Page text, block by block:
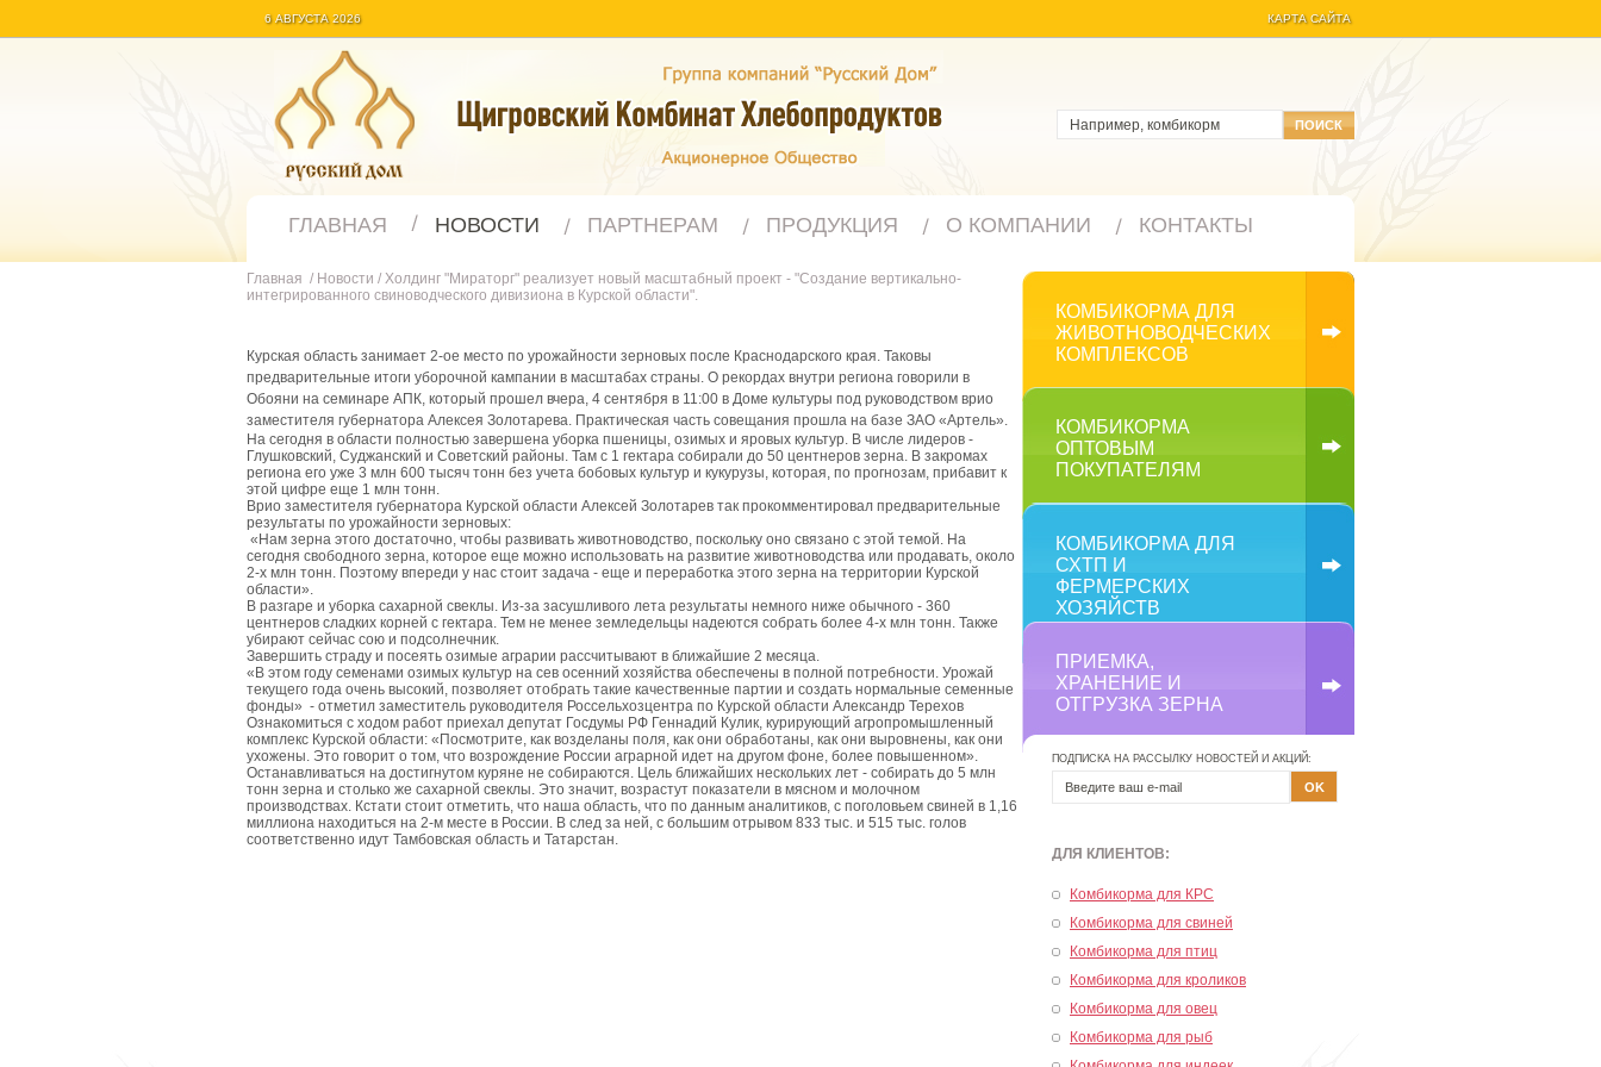
6 АВГУСТА 2026 КАРТА САЙТА
ГЛАВНАЯ НОВОСТИ ПАРТНЕРАМ ПРОДУКЦИЯ О КОМПАНИИ КОНТАКТЫ
Главная / Новости / Холдинг "Мираторг" реализует новый масштабный проект - "Создание вертикально-
интегрированного свиноводческого дивизиона в Курской области".
Курская область занимает 2-ое место по урожайности зерновых после Краснодарского края. Таковы
предварительные итоги уборочной кампании в масштабах страны. О рекордах внутри региона говорили в
Обояни на семинаре АПК, который прошел вчера, 4 сентября в 11:00 в Доме культуры под руководством врио
заместителя губернатора Алексея Золотарева. Практическая часть совещания прошла на базе ЗАО «Артель».
На сегодня в области полностью завершена уборка пшеницы, озимых и яровых культур. В числе лидеров -
Глушковский, Суджанский и Советский районы. Там с 1 гектара собирали до 50 центнеров зерна. В закромах
региона его уже 3 млн 600 тысяч тонн без учета бобовых культур и кукурузы, которая, по прогнозам, прибавит к
этой цифре еще 1 млн тонн.
Врио заместителя губернатора Курской области Алексей Золотарев так прокомментировал предварительные
результаты по урожайности зерновых:
«Нам зерна этого достаточно, чтобы развивать животноводство, поскольку оно связано с этой темой. На
сегодня свободного зерна, которое еще можно использовать на развитие животноводства или продавать, около
2-х млн тонн. Поэтому впереди у нас стоит задача - еще и переработка этого зерна на территории Курской
области».
В разгаре и уборка сахарной свеклы. Из-за засушливого лета результаты немного ниже обычного - 360
центнеров сладких корней с гектара. Тем не менее земледельцы надеются собрать более 4-х млн тонн. Также
убирают сейчас сою и подсолнечник.
Завершить страду и посеять озимые аграрии рассчитывают в ближайшие 2 месяца.
«В этом году семенами озимых культур на сев осенний хозяйства обеспечены в полной потребности. Урожай
текущего года очень высокий, позволяет отобрать такие качественные партии и создать нормальные семенные
фонды» - отметил заместитель руководителя Россельхозцентра по Курской области Александр Терехов
Ознакомиться с ходом работ приехал депутат Госдумы РФ Геннадий Кулик, курирующий агропромышленный
комплекс Курской области: «Посмотрите, как возделаны поля, как они обработаны, как они выровнены, как они
ухожены. Это говорит о том, что возрождение России аграрной идет на другом фоне, более повышенном».
Останавливаться на достигнутом куряне не собираются. Цель ближайших нескольких лет - собирать до 5 млн
тонн зерна и столько же сахарной свеклы. Это значит, возрастут показатели в мясном и молочном
производствах. Кстати стоит отметить, что наша область, что по данным аналитиков, с поголовьем свиней в 1,16
миллиона находиться на 2-м месте в России. В след за ней, с большим отрывом 833 тыс. и 515 тыс. голов
соответственно идут Тамбовская область и Татарстан.
КОМБИКОРМА ДЛЯ
ЖИВОТНОВОДЧЕСКИХ
КОМПЛЕКСОВ
КОМБИКОРМА
ОПТОВЫМ
ПОКУПАТЕЛЯМ
КОМБИКОРМА ДЛЯ
СХТП И
ФЕРМЕРСКИХ
ХОЗЯЙСТВ
ПРИЕМКА,
ХРАНЕНИЕ И
ОТГРУЗКА ЗЕРНА
ПОДПИСКА НА РАССЫЛКУ НОВОСТЕЙ И АКЦИЙ:
ДЛЯ КЛИЕНТОВ:
Комбикорма для КРС
Комбикорма для свиней
Комбикорма для птиц
Комбикорма для кроликов
Комбикорма для овец
Комбикорма для рыб